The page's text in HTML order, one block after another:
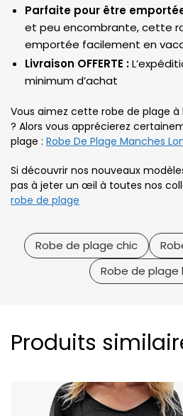
Parfaite pour être
et peu encombrante, cette
emportée facilement en
Livraison OFFERTE :
minimum d’achat
Vous aimez cette robe de plage
? Alors vous apprécierez
plage : Robe De Plage Manches
Si découvrir nos nouveaux
pas à jeter un œil à toutes nos
robe de plage
Robe de plage chic
Robe de plage
Produits